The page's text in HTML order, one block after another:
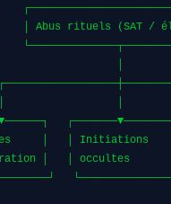
│ Abus rituels (SAT /
│   │ Initiations
│   │ occultes